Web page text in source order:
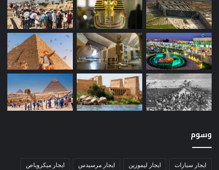
وسوم
ايجار سيارات ايجار ليموزين ايجار مرسيدس ايجار ميكروباص